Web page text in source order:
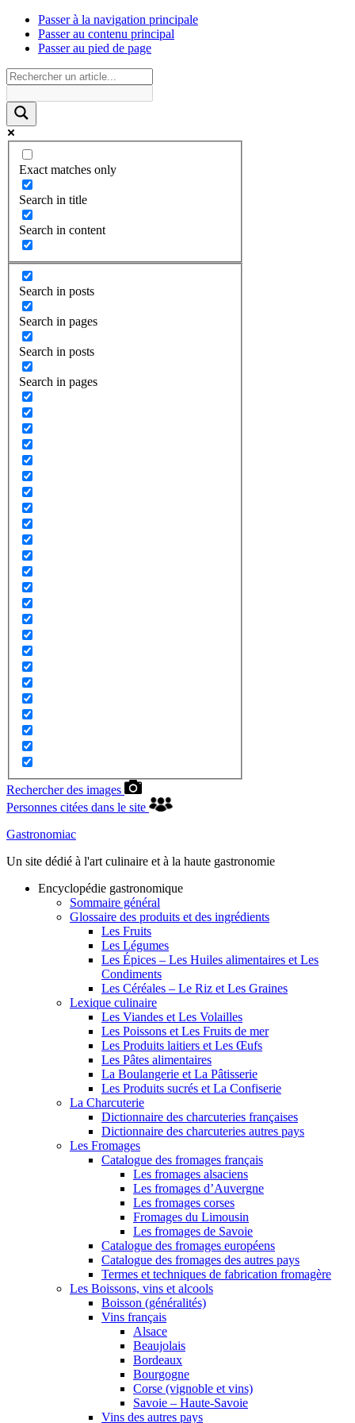
Passer à la navigation principale
Passer au contenu principal
Passer au pied de page
Exact matches only
Search in title
Search in content
Search in posts
Search in pages
Search in posts
Search in pages
Rechercher des images
Personnes citées dans le site
Gastronomiac
Un site dédié à l'art culinaire et à la haute gastronomie
Encyclopédie gastronomique
Sommaire général
Glossaire des produits et des ingrédients
Les Fruits
Les Légumes
Les Épices – Les Huiles alimentaires et Les
Condiments
Les Céréales – Le Riz et Les Graines
Lexique culinaire
Les Viandes et Les Volailles
Les Poissons et Les Fruits de mer
Les Produits laitiers et Les Œufs
Les Pâtes alimentaires
La Boulangerie et La Pâtisserie
Les Produits sucrés et La Confiserie
La Charcuterie
Dictionnaire des charcuteries françaises
Dictionnaire des charcuteries autres pays
Les Fromages
Catalogue des fromages français
Les fromages alsaciens
Les fromages d’Auvergne
Les fromages corses
Fromages du Limousin
Les fromages de Savoie
Catalogue des fromages européens
Catalogue des fromages des autres pays
Termes et techniques de fabrication fromagère
Les Boissons, vins et alcools
Boisson (généralités)
Vins français
Alsace
Beaujolais
Bordeaux
Bourgogne
Corse (vignoble et vins)
Savoie – Haute-Savoie
Vins des autres pays